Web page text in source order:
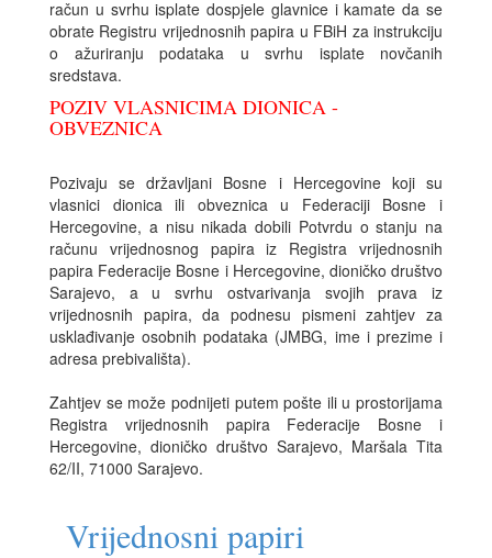
račun u svrhu isplate dospjele glavnice i kamate da se
obrate Registru vrijednosnih papira u FBiH za instrukciju
o ažuriranju podataka u svrhu isplate novčanih
sredstava.
POZIV VLASNICIMA DIONICA -
OBVEZNICA
Pozivaju se državljani Bosne i Hercegovine koji su
vlasnici dionica ili obveznica u Federaciji Bosne i
Hercegovine, a nisu nikada dobili Potvrdu o stanju na
računu vrijednosnog papira iz Registra vrijednosnih
papira Federacije Bosne i Hercegovine, dioničko društvo
Sarajevo, a u svrhu ostvarivanja svojih prava iz
vrijednosnih papira, da podnesu pismeni zahtjev za
usklađivanje osobnih podataka (JMBG, ime i prezime i
adresa prebivališta).
Zahtjev se može podnijeti putem pošte ili u prostorijama
Registra vrijednosnih papira Federacije Bosne i
Hercegovine, dioničko društvo Sarajevo, Maršala Tita
62/II, 71000 Sarajevo.
Vrijednosni papiri